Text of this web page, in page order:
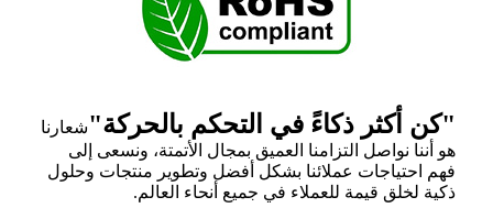
"كن أكثر ذكاءً في التحكم بالحركة"شعارنا
هو أننا نواصل التزامنا العميق بمجال الأتمتة، ونسعى إلى
فهم احتياجات عملائنا بشكل أفضل وتطوير منتجات وحلول
ذكية لخلق قيمة للعملاء في جميع أنحاء العالم.